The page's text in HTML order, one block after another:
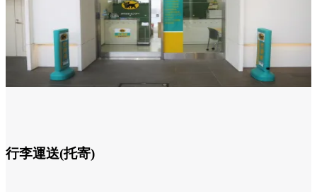
行李運送(托寄)